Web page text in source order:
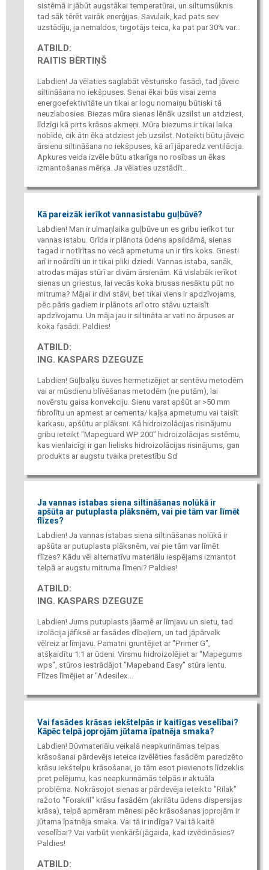
sistēmā ir jābūt augstākai temperatūrai, un siltumsūknis
tad sāk tērēt vairāk enerģijas. Savulaik, kad pats sev
uzstādīju, ja nemaldos, tirgotājs teica, ka pat par 30% var...
ATBILD:
RAITIS BĒRTIŅŠ
Labdien! Ja vēlaties saglabāt vēsturisko fasādi, tad jāveic
siltināšana no iekšpuses. Senai ēkai būs visai zema
energoefektivitāte un tikai ar logu nomaiņu būtiski tā
neuzlabosies. Biezas mūra sienas lēnāk uzsilst un atdziest,
līdzīgi kā pirts krāsns akmeņi. Mūra biezums ir tikai laika
nobīde, cik ātri ēka atdziest jeb uzsilst. Noteikti būtu jāveic
ārsienu siltināšana no iekšpuses, kā arī jāparedz ventilācija.
Apkures veida izvēle būtu atkarīga no rosības un ēkas
izmantošanas mērķa. Ja vēlaties uzstādīt...
Kā pareizāk ierīkot vannasistabu guļbūvē?
Labdien! Man ir ulmaņlaika guļbūve un es gribu ierīkot tur
vannas istabu. Grīda ir plānota ūdens apsildāmā, sienas
tagad ir notīrītas no vecā apmetuma un ir tīrs koks. Griesti
arī ir noārdīti un ir tikai pliki dziedi. Vannas istaba, sanāk,
atrodas mājas stūrī ar divām ārsienām. Kā vislabāk ierīkot
sienas un griestus, lai vecās koka brusas nesāktu pūt no
mitruma? Mājai ir divi stāvi, bet tikai viens ir apdzīvojams,
pēc pāris gadiem ir plānots arī otro stāvu uztaisīt
apdzīvojamu. Un māja jau ir siltināta ar vati no ārpuses ar
koka fasādi. Paldies!
ATBILD:
ING. KASPARS DZEGUZE
Labdien! Guļbalķu šuves hermetizējiet ar sentēvu metodēm
vai ar mūsdienu blīvēšanas metodēm (ne putām), lai
novērstu gaisa konvekciju. Sienu varat apšūt ar >50 mm
fibrolītu un apmest ar cementa/ kaļķa apmetumu vai taisīt
karkasu, apšūtu ar plāksni. Kā hidroizolācijas risinājumu
gribu ieteikt "Mapeguard WP 200" hidroizolācijas sistēmu,
kas vienlaicīgi ir gan lielisks hidroizolācijas risinājums, gan
produkts ar augstu tvaika pretestību Sd
Ja vannas istabas siena siltināšanas nolūkā ir
apšūta ar putuplasta plāksnēm, vai pie tām var līmēt
flīzes?
Labdien! Ja vannas istabas siena siltināšanas nolūkā ir
apšūta ar putuplasta plāksnēm, vai pie tām var līmēt
flīzes? Kādu vēl alternatīvu materiālu iespējams izmantot
telpā ar augstu mitruma līmeni? Paldies!
ATBILD:
ING. KASPARS DZEGUZE
Labdien! Jums putuplasts jāarmē ar līmjavu un sietu, tad
izolācija jāfiksē ar fasādes dībeļiem, un tad jāpārvelk
vēlreiz ar līmjavu. Pamatni gruntējiet ar "Primer G",
atšķaidītu 1:1 ar ūdeni. Virsmu hidroizolējiet ar "Mapegums
wps", stūros iestrādājot "Mapeband Easy" stūra lentu.
Flīzes līmējiet ar "Adesilex...
Vai fasādes krāsas iekštelpās ir kaitīgas veselībai?
Kāpēc telpā joprojām jūtama īpatnēja smaka?
Labdien! Būvmateriālu veikalā neapkurināmas telpas
krāsošanai pārdevējs ieteica izvēlēties fasādēm paredzēto
krāsu iekštelpu krāsošanai, jo tām esot pievienots līdzeklis
pret pelējumu, kas neapkurināmās telpās ir aktuāla
problēma. Nokrāsojot sienas ar pārdevēja ieteikto "Rilak"
ražoto "Forakril" krāsu fasādēm (akrilātu ūdens dispersijas
krāsa), telpā apmēram mēnesi pēc krāsošanas joprojām ir
jūtama īpatnēja smaka. Vai tā ir indīga? Vai tā kaitē
veselībai? Vai varbūt vienkārši jāgaida, kad izvēdināsies?
Paldies!
ATBILD: